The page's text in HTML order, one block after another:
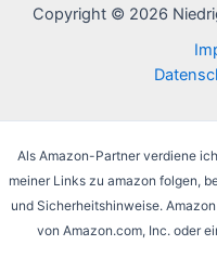
Copyright © 2026
Als Amazon-Partner verdiene
meiner Links zu amazon folgen,
und Sicherheitshinweise.
von Amazon.com, Inc. oder